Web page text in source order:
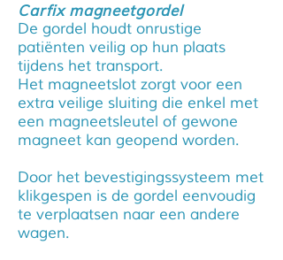
Carfix magneetgordel
De gordel houdt onrustige
patiënten veilig op hun plaats
tijdens het transport.
Het magneetslot zorgt voor een
extra veilige sluiting die enkel met
een magneetsleutel of gewone
magneet kan geopend worden.
Door het bevestigingssysteem met
klikgespen is de gordel eenvoudig
te verplaatsen naar een andere
wagen.